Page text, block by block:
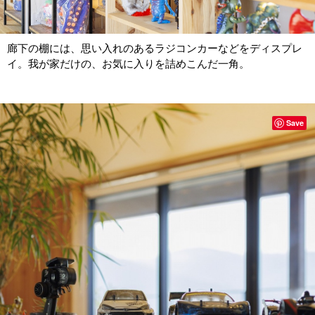
廊下の棚には、思い入れのあるラジコンカーなどをディスプレ
イ。我が家だけの、お気に入りを詰めこんだ一角。
Save